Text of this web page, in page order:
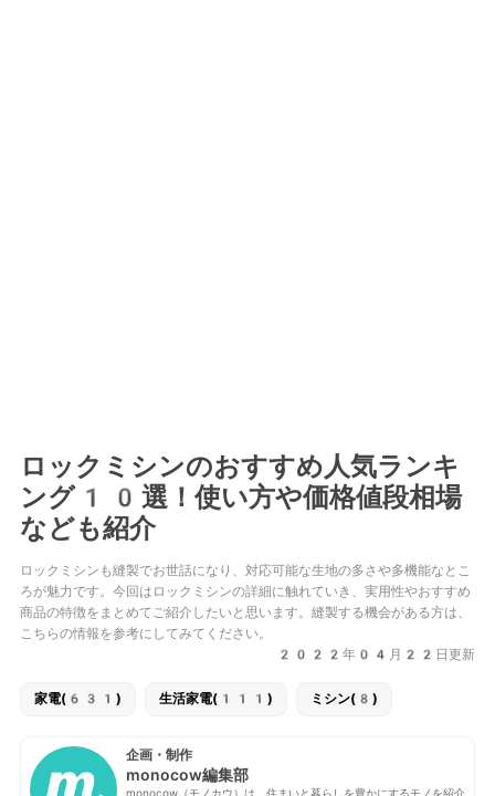
ロックミシンのおすすめ人気ランキ
ング10選！使い方や価格値段相場
なども紹介
ロックミシンも縫製でお世話になり、対応可能な生地の多さや多機能なとこ
ろが魅力です。今回はロックミシンの詳細に触れていき、実用性やおすすめ
商品の特徴をまとめてご紹介したいと思います。縫製する機会がある方は、
こちらの情報を参考にしてみてください。
2022年04月22日更新
家電(631) 生活家電(111) ミシン(8)
企画・制作
monocow編集部
monocow（モノカウ）は、住まいと暮らしを豊かにするモノを紹介